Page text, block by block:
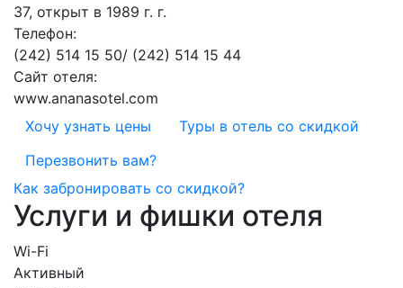
37, открыт в 1989 г. г.
Телефон:
(242) 514 15 50/ (242) 514 15 44
Сайт отеля:
www.ananasotel.com
Хочу узнать цены
Туры в отель со скидкой
Перезвонить вам?
Как забронировать со скидкой?
Услуги и фишки отеля
Wi-Fi
Активный